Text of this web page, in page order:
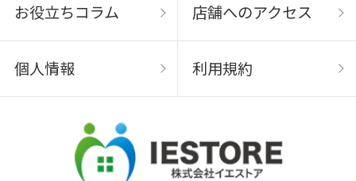
お役立ちコラム 店舗へのアクセス
個人情報 利用規約